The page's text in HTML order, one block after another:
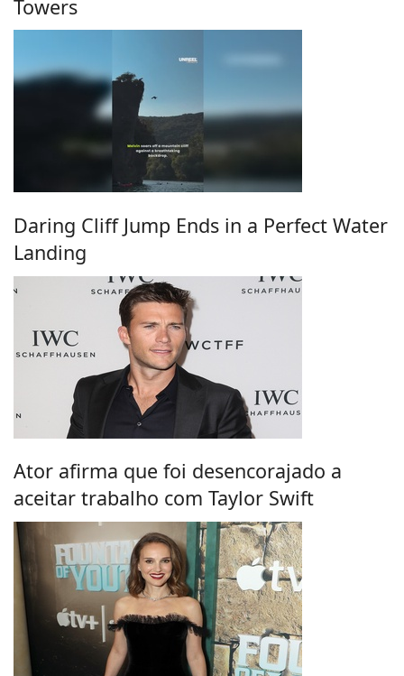
Towers
Daring Cliff Jump Ends in a Perfect Water
Landing
Ator afirma que foi desencorajado a
aceitar trabalho com Taylor Swift